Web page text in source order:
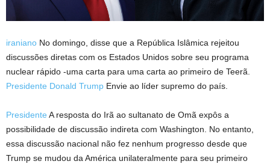
iraniano No domingo, disse que a República Islâmica rejeitou
discussões diretas com os Estados Unidos sobre seu programa
nuclear rápido -uma carta para uma carta ao primeiro de Teerã.
Presidente Donald Trump Envie ao líder supremo do país.
Presidente A resposta do Irã ao sultanato de Omã expôs a
possibilidade de discussão indireta com Washington. No entanto,
essa discussão nacional não fez nenhum progresso desde que
Trump se mudou da América unilateralmente para seu primeiro